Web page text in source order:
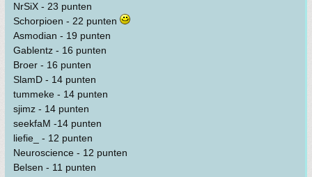
NrSiX - 23 punten
Schorpioen - 22 punten
Asmodian - 19 punten
Gablentz - 16 punten
Broer - 16 punten
SlamD - 14 punten
tummeke - 14 punten
sjimz - 14 punten
seekfaM -14 punten
liefie_ - 12 punten
Neuroscience - 12 punten
Belsen - 11 punten